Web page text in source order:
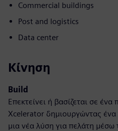
Commercial buildings
Post and logistics
Data center
Κίνηση
Build
Επεκτείνει ή βασίζεται σε
Xcelerator δημιουργώντας ένα
μια νέα λύση για πελάτη